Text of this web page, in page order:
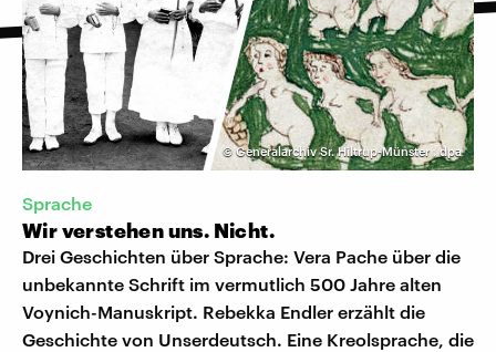
© Generalarchiv Sr. Hiltrup-Münster, dpa
Sprache
Wir verstehen uns. Nicht.
Drei Geschichten über Sprache: Vera Pache über die
unbekannte Schrift im vermutlich 500 Jahre alten
Voynich-Manuskript. Rebekka Endler erzählt die
Geschichte von Unserdeutsch. Eine Kreolsprache, die